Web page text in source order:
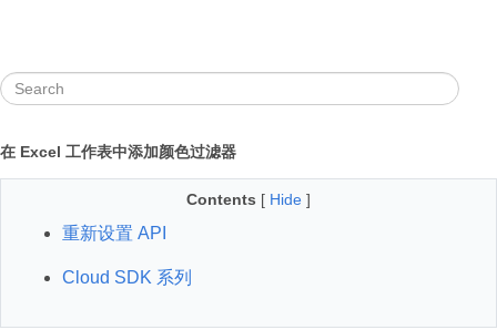
在 Excel 工作表中添加颜色过滤器
Contents [ Hide ]
重新设置 API
Cloud SDK 系列